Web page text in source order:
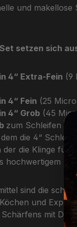
und
Set setzen sich
4“ Extra-Fein (9
4“ Fein (25
4“ Grob (45
zum Schleifen
die 4“
der die Klinge für
hochwertigem
sind die
und
Schärfens mit